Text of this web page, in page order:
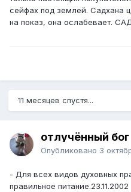
сейфах под землей. Садхана
на показ, она ослабевает.
11 месяцев спустя...
отлучённый бог
Опубликовано 3
- Для всех видов духовных
правильное питание.23.11.2002